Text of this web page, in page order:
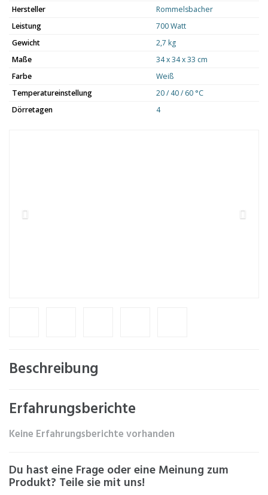
Hersteller
Rommelsbacher
Leistung
700 Watt
Gewicht
2,7 kg
Maße
34 x 34 x 33 cm
Farbe
Weiß
Temperatureinstellung
20 / 40 / 60 °C
Dörretagen
4
Beschreibung
Erfahrungsberichte
Keine Erfahrungsberichte vorhanden
Du hast eine Frage oder eine Meinung zum
Produkt? Teile sie mit uns!